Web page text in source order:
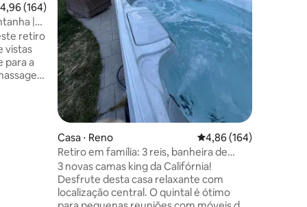
de uma avaliação média de 5, 164 avaliações
4,96 (164)
|
|
retiro
vistas
para a
Casa ⋅ Reno 4,86 de uma avaliação
4,86 (164)
Retiro em família: 3 reis, banheira de
hidromassagem, animais de estimação
bem-vindos!
3 novas camas king da Califórnia!
Desfrute desta casa relaxante com
localização central. O quintal é ótimo